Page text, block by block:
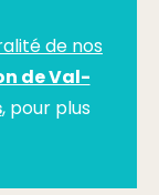
de nos
de Val-
, pour plus